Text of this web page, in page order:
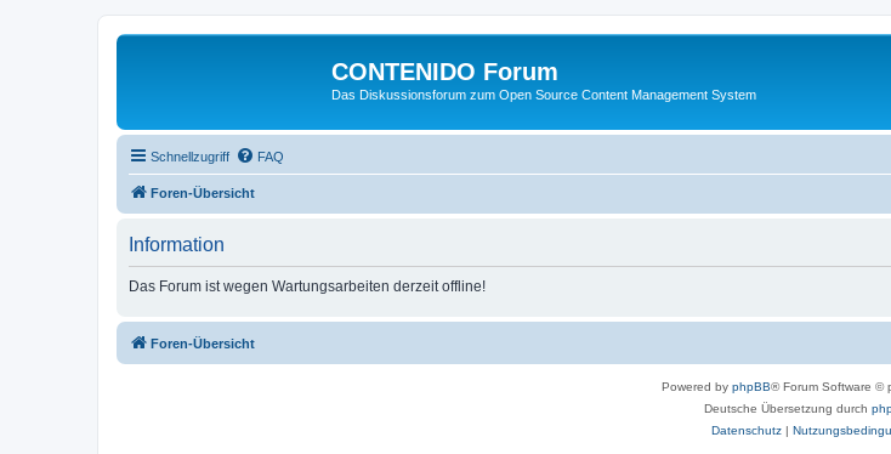
CONTENIDO Forum
Das Diskussionsforum zum Open Source Content Management System
Schnellzugriff FAQ
Foren-Übersicht
Information
Das Forum ist wegen Wartungsarbeiten derzeit offline!
Foren-Übersicht
Powered by phpBB® Forum Software ©
Deutsche Übersetzung durch
Datenschutz|